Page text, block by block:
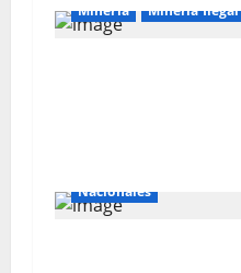
Mineria Mineria Ilegal
Nacionales